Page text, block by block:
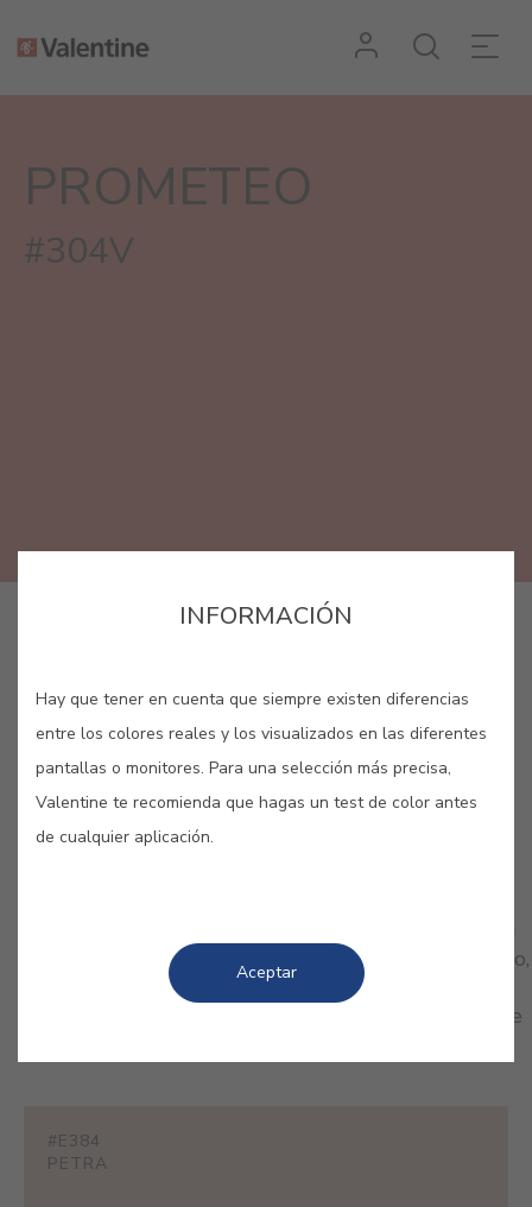
PROMETEO
#304V
con nuestra colección de rojos. Femenino, romántico,
delicado… Pero el rojo también es fuerza, fuego y
pasión. Dota tu hogar de personalidad. ¿Por cuál te
#E384
PETRA
INFORMACIÓN
Hay que tener en cuenta que siempre existen diferencias
entre los colores reales y los visualizados en las diferentes
pantallas o monitores. Para una selección más precisa,
Valentine te recomienda que hagas un test de color antes
de cualquier aplicación.
Aceptar